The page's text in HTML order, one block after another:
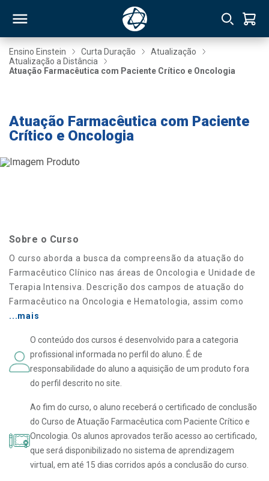
Ensino Einstein Curta Duração
Atualização
Atualização a Distância
Atuação Farmacêutica com Paciente Crítico e Oncologia
Atuação Farmacêutica com Paciente
Crítico e Oncologia
Sobre o Curso
O curso aborda a busca da compreensão da atuação do
Farmacêutico Clínico nas áreas de Oncologia e Unidade de
Terapia Intensiva. Descrição dos campos de atuação do
Farmacêutico na Oncologia e Hematologia, assim como
...mais
O conteúdo dos cursos é desenvolvido para a categoria
profissional informada no perfil do aluno. É de
responsabilidade do aluno a aquisição de um produto fora
do perfil descrito no site.
Ao fim do curso, o aluno receberá o certificado de conclusão
do Curso de Atuação Farmacêutica com Paciente Crítico e
Oncologia. Os alunos aprovados terão acesso ao certificado,
que será disponibilizado no sistema de aprendizagem
virtual, em até 15 dias corridos após a conclusão do curso.